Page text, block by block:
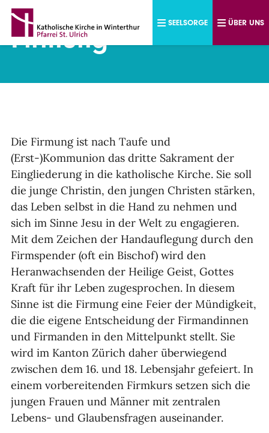
Direkt zum Inhalt
SEELSORGE ÜBER UNS
Firmung
Die Firmung ist nach Taufe und
(Erst-)Kommunion das dritte Sakrament der
Eingliederung in die katholische Kirche. Sie soll
die junge Christin, den jungen Christen stärken,
das Leben selbst in die Hand zu nehmen und
sich im Sinne Jesu in der Welt zu engagieren.
Mit dem Zeichen der Handauflegung durch den
Firmspender (oft ein Bischof) wird den
Heranwachsenden der Heilige Geist, Gottes
Kraft für ihr Leben zugesprochen. In diesem
Sinne ist die Firmung eine Feier der Mündigkeit,
die die eigene Entscheidung der Firmandinnen
und Firmanden in den Mittelpunkt stellt. Sie
wird im Kanton Zürich daher überwiegend
zwischen dem 16. und 18. Lebensjahr gefeiert. In
einem vorbereitenden Firmkurs setzen sich die
jungen Frauen und Männer mit zentralen
Lebens- und Glaubensfragen auseinander.